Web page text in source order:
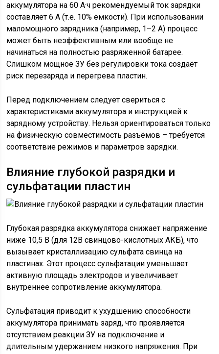
аккумулятора на 60 А·ч рекомендуемый ток зарядки
составляет 6 А (т.е. 10% ёмкости). При использовании
маломощного зарядника (например, 1–2 А) процесс
может быть неэффективным или вообще не
начинаться на полностью разряженной батарее.
Слишком мощное ЗУ без регулировки тока создаёт
риск перезаряда и перегрева пластин.
Перед подключением следует свериться с
характеристиками аккумулятора и инструкцией к
зарядному устройству. Нельзя ориентироваться только
на физическую совместимость разъёмов – требуется
соответствие режимов и параметров зарядки.
Влияние глубокой разрядки и
сульфатации пластин
Глубокая разрядка аккумулятора снижает напряжение
ниже 10,5 В (для 12В свинцово-кислотных АКБ), что
вызывает кристаллизацию сульфата свинца на
пластинах. Этот процесс сульфатации уменьшает
активную площадь электродов и увеличивает
внутреннее сопротивление аккумулятора.
Сульфатация приводит к ухудшению способности
аккумулятора принимать заряд, что проявляется
отсутствием реакции ЗУ на подключение и
длительным удержанием низкого напряжения. При